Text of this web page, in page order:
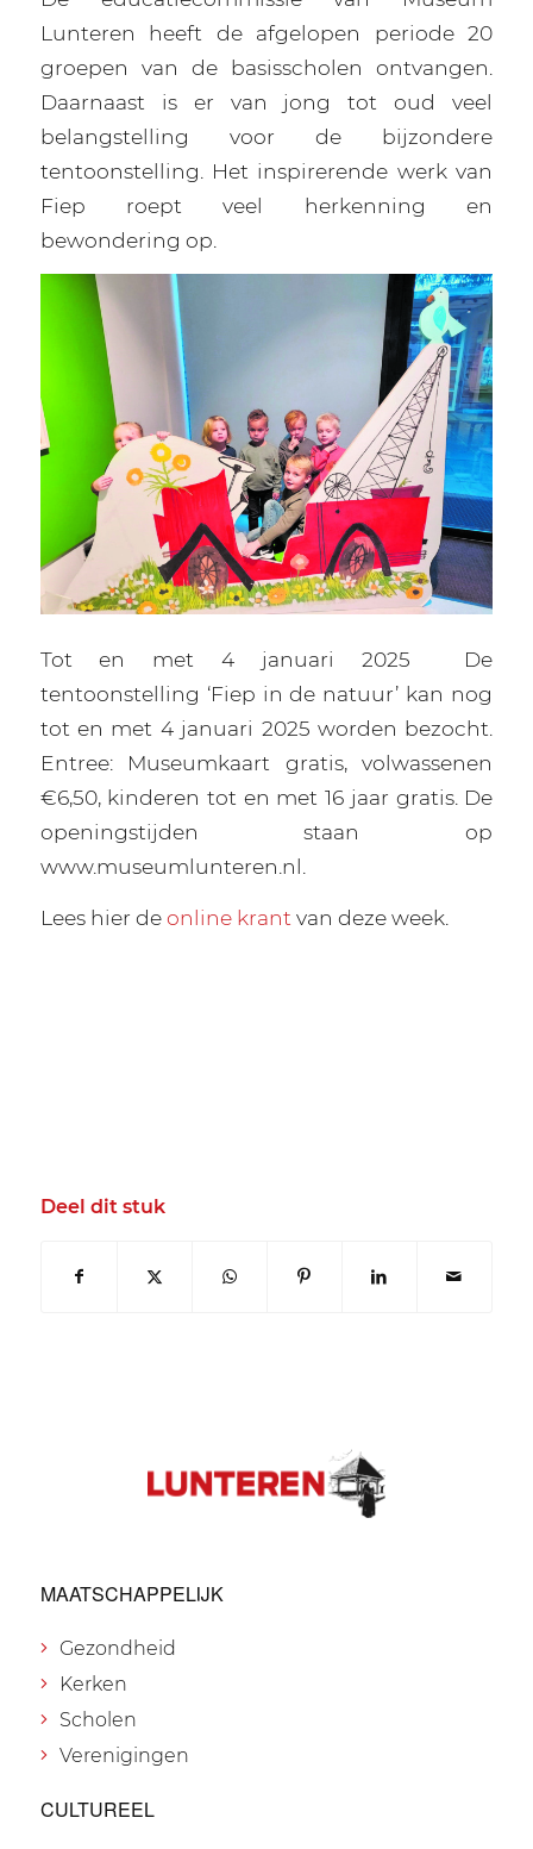
Lunteren heeft de afgelopen periode 20
groepen van de basisscholen ontvangen.
Daarnaast is er van jong tot oud veel
belangstelling voor de bijzondere
tentoonstelling. Het inspirerende werk van
Fiep roept veel herkenning en
bewondering op.
Tot en met 4 januari 2025
De
tentoonstelling ‘Fiep in de natuur’ kan nog
tot en met 4 januari 2025 worden bezocht.
Entree: Museumkaart gratis, volwassenen
€6,50, kinderen tot en met 16 jaar gratis. De
openingstijden staan op
www.museumlunteren.nl.
Lees hier deonline krant van deze week.
Deel dit stuk
MAATSCHAPPELIJK
Gezondheid
Kerken
Scholen
Verenigingen
CULTUREEL